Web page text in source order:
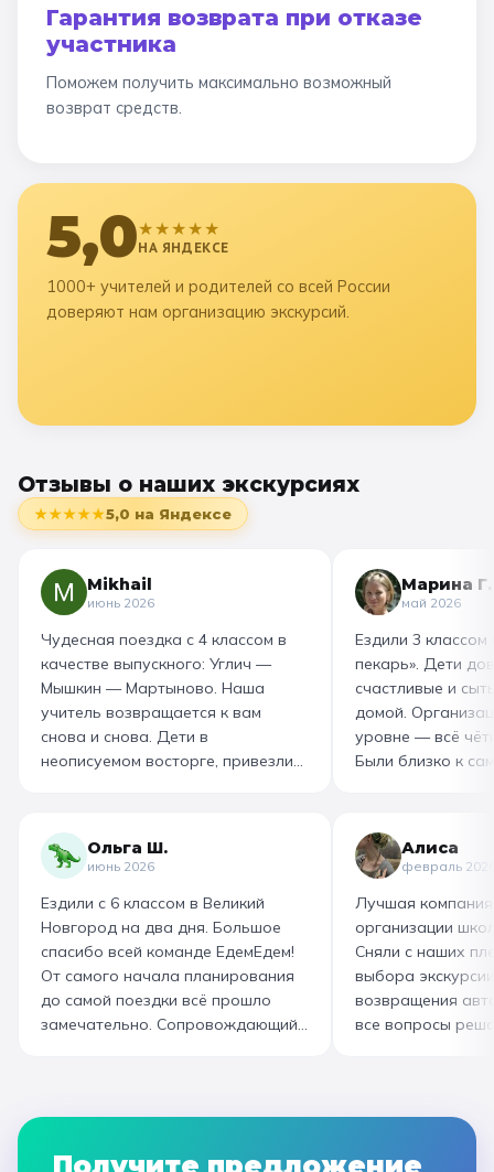
Гарантия возврата при отказе
участника
Поможем получить максимально возможный
возврат средств.
5,0★★★★★
НА ЯНДЕКСЕ
1000+ учителей и родителей со всей России
доверяют нам организацию экскурсий.
Отзывы о наших экскурсиях
★★★★★5,0 на Яндексе
Mikhail
июнь 2026
Чудесная поездка с 4 классом в
качестве выпускного: Углич —
Мышкин — Мартыново. Наша
учитель возвращается к вам
снова и снова. Дети в
неописуемом восторге, привезли
маршрут для себя, настолько
интересно и насыщенно было.
Огромная благодарность
организатору! Вы лучшие: от
выбора супер-маршрута, питания,
гостиницы, тайминга, до
интересного экскурсовода и
приятного водителя. Всё на
высшем уровне 👌
Марина Г.
май 2026
Ездили 3 классом
пекарь». Дети
счастливые и
домой.
уровне — всё
Были близко к
гигантский
изготовили
слоёного теста,
со скоморохом,
загадками. В
горячие
производстве
вкусный и
Ольга Ш.
июнь 2026
Ездили с 6 классом в Великий
Новгород на два дня. Большое
спасибо всей команде ЕдемЕдем!
От самого начала планирования
до самой поездки всё прошло
замечательно. Сопровождающий
чистые, комфортные, отель и
Алиса
февраль
Лучшая
организации
Сняли с наших
выбора
возвращения
все вопросы
которая
наконец-то